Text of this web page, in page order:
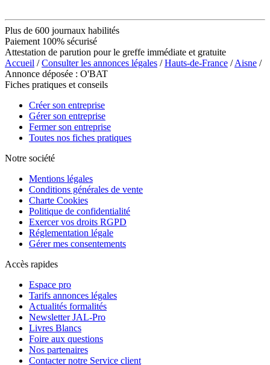
Plus de 600 journaux habilités
Paiement 100% sécurisé
Attestation de parution pour le greffe immédiate et gratuite
Accueil /Consulter les annonces légales /Hauts-de-France /Aisne /
Annonce déposée : O'BAT
Fiches pratiques et conseils
Créer son entreprise
Gérer son entreprise
Fermer son entreprise
Toutes nos fiches pratiques
Notre société
Mentions légales
Conditions générales de vente
Charte Cookies
Politique de confidentialité
Exercer vos droits RGPD
Réglementation légale
Gérer mes consentements
Accès rapides
Espace pro
Tarifs annonces légales
Actualités formalités
Newsletter JAL-Pro
Livres Blancs
Foire aux questions
Nos partenaires
Contacter notre Service client